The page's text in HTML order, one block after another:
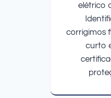
elétrico
corrigimos
curto